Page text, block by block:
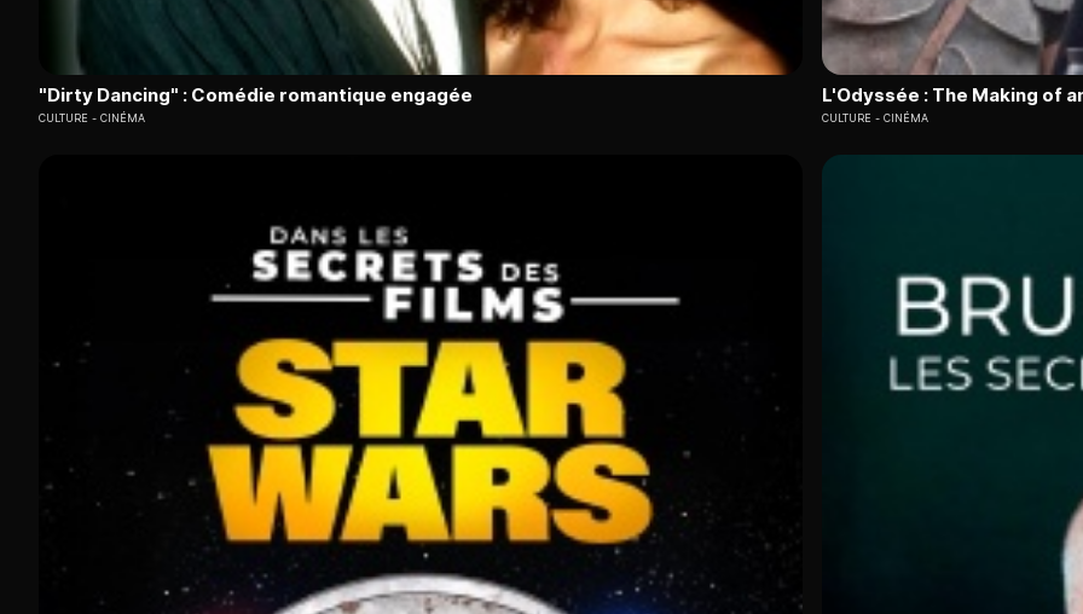
"Dirty Dancing" : Comédie romantique engagée
CULTURE CINÉMA
L'Odyssée : The Making of
CULTURE CINÉMA